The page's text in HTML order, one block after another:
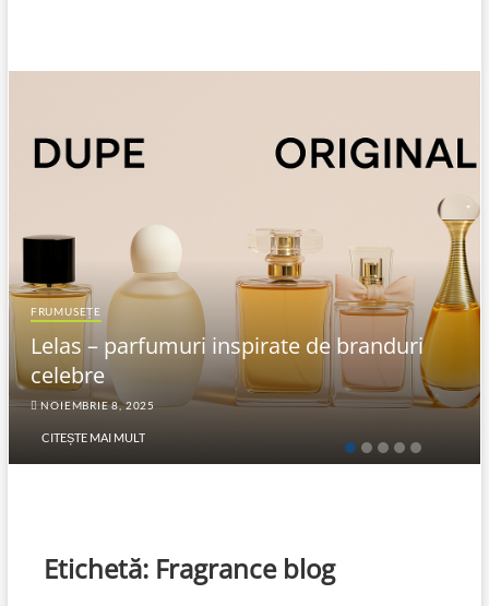
FRUMUSEȚE
Lelas – parfumuri inspirate de branduri
celebre
NOIEMBRIE 8, 2025
CITEȘTE MAI MULT
Etichetă: Fragrance blog